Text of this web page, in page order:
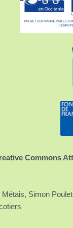
Commons
Simon